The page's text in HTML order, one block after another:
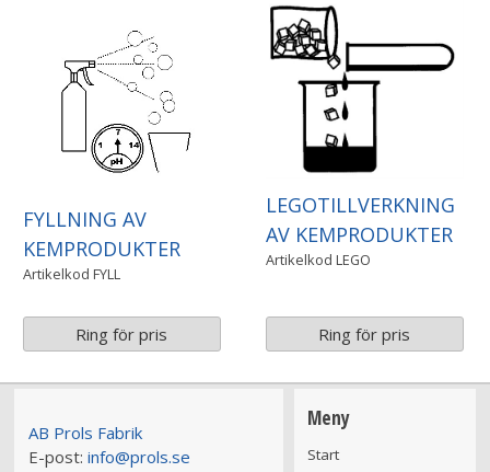
FYLLNING AV
KEMPRODUKTER
Artikelkod FYLL
Ring för pris
LEGOTILLVERKNING
AV KEMPRODUKTER
Artikelkod LEGO
Ring för pris
AB Prols Fabrik
E-post: info@prols.se
Meny
Start